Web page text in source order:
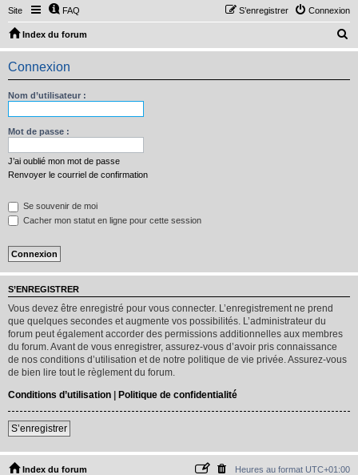
Site FAQ Connexion
S’enregistrer
Index du forum
e
Connexion
Nom d’utilisateur :
Mot de passe :
J’ai oublié mon mot de passe
Renvoyer le courriel de confirmation
Se souvenir de moi
Cacher mon statut en ligne pour cette session
S’ENREGISTRER
Vous devez être enregistré pour vous connecter. L’enregistrement ne prend
que quelques secondes et augmente vos possibilités. L’administrateur du
forum peut également accorder des permissions additionnelles aux membres
du forum. Avant de vous enregistrer, assurez-vous d’avoir pris connaissance
de nos conditions d’utilisation et de notre politique de vie privée. Assurez-vous
de bien lire tout le règlement du forum.
Conditions d’utilisation | Politique de confidentialité
S’enregistrer
Index du forum Heures au format UTC+01:00